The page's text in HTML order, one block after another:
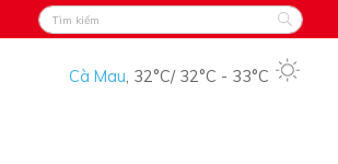
Cà Mau, 32°C/ 32°C - 33°C